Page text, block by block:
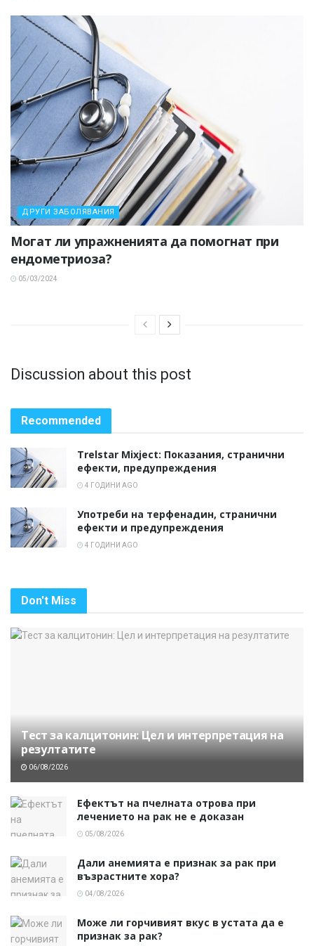
ДРУГИ ЗАБОЛЯВАНИЯ
Могат ли упражненията да помогнат при
ендометриоза?
05/03/2024
Discussion about this post
Recommended
Trelstar Mixject: Показания, странични
ефекти, предупреждения
4 ГОДИНИ AGO
Употреби на терфенадин, странични
ефекти и предупреждения
4 ГОДИНИ AGO
Don't Miss
Тест за калцитонин: Цел и интерпретация на
резултатите
06/08/2026
Ефектът на пчелната отрова при
лечението на рак не е доказан
05/08/2026
Дали анемията е признак за рак при
възрастните хора?
04/08/2026
Може ли горчивият вкус в устата да е
признак за рак?